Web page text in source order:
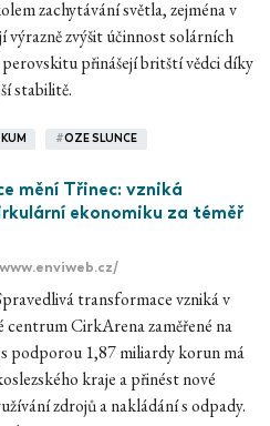
zachytávání světla, zejména v
zvýšit účinnost solárních
přinášejí britští vědci díky
stabilitě.
#OZE SLUNCE
mění Třinec: vzniká
ekonomiku za téměř
transformace vzniká v
centrum CirkArena zaměřené na
podporou 1,87 miliardy korun má
kraje a přinést nové
zdrojů a nakládání s odpady.